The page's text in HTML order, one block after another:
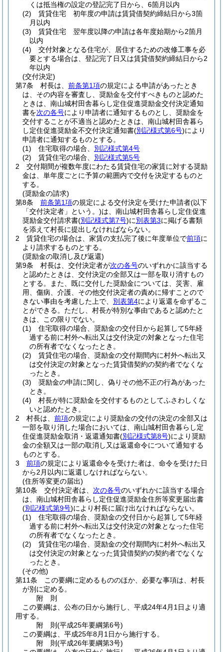
くは抵当権の設定の登記完了日から、6箇月以内
(2)
賃貸住宅 初年度の申請は賃貸借契約締結日から3箇
月以内
(3)
賃貸住宅 翌年度以降の申請は各年度始期から2箇月
以内
(4)
交付対象となる住宅が、居住するための改修工事を必
要とする場合は、登記完了日又は賃貸借契約締結日から2
年以内
(交付決定)
第7条
村長は、 前条第1項の規定による申請があったとき
は、その内容を審査し、奨励金を交付すべきものと認めた
ときは、南山城村田舎暮らし定住促進奨励金交付決定通知
書を次の各号により申請者に通知するものとし、奨励金を
交付することが不適当と認めたときは、南山城村田舎暮ら
し定住促進奨励金不交付決定通知書(別記様式第6号)により
申請者に通知するものとする。
(1)
住宅取得の場合、 別記様式第4号
(2)
賃貸住宅の場合、 別記様式第5号
2
交付期間が複数年度にわたる賃貸住宅の家賃に対する奨励
金は、単年度ごとに予算の範囲内で交付を決定するものと
する。
(奨励金の請求)
第8条
前条第1項の規定による交付決定を受けた申請者(以下
「交付決定者」という。)は、南山城村田舎暮らし定住促進
奨励金交付請求書(別記様式第7号)に別表第3に掲げる書類
を添えて村長に提出しなければならない。
2
賃貸住宅の場合は、家賃の支払完了後に年度単位で前項に
より請求するものとする。
(奨励金の取消し及び返還)
第9条
村長は、交付決定者が次の各号のいずれかに該当する
と認めたときは、交付決定の全部又は一部を取り消すもの
とする。
また、既に交付した奨励金については、災害、雇
用、傷病、介護、その他交付決定者の責めに帰すことので
きない事由を考慮した上で、 別表第4により返還を命ずるこ
とができる。 ただし、村長が特別な事由であると認めたと
きは、この限りでない。
(1)
住宅取得の場合、奨励金の交付日から起算して5年経
過する前に村外へ転出又は交付決定の対象となった住宅
の所有者でなくなったとき。
(2)
賃貸住宅の場合、奨励金の交付期間内に村外へ転出又
は交付決定の対象となった賃貸借契約の契約者でなくな
ったとき。
(3)
奨励金の申請に関し、偽りその他不正の行為があった
とき。
(4)
村長が特に奨励金を交付するものとしてふさわしくな
いと認めたとき。
2
村長は、 前項の規定により奨励金の交付の決定の全部又は
一部を取り消した場合においては、南山城村田舎暮らし定
住促進奨励金取消・返還通知書(別記様式第8号)により奨励
金の全額又は一部の取消し又は返還命令について通知する
ものとする。
3
前項の規定により返還命令を受けた者は、命令を受けた日
から2月以内に返還しなければならない。
(住所等変更の届出)
第10条
交付決定者は、 次の各号のいずれかに該当する場合
は、南山城村田舎暮らし定住促進奨励金住所等変更届出書
(別記様式第9号)により村長に届け出なければならない。
(1)
住宅取得の場合、奨励金の交付日から起算して5年経
過する前に村外へ転出又は交付決定の対象となった住宅
の所有者でなくなったとき。
(2)
賃貸住宅の場合、奨励金の交付期間内に村外へ転出又
は交付決定の対象となった賃貸借契約の契約者でなくな
ったとき。
(その他)
第11条
この要綱に定めるもののほか、必要な事項は、村長
が別に定める。
附 則
この要綱は、公布の日から施行し、平成24年4月1日より適
用する。
附 則(平成25年要綱第6号)
この要綱は、平成25年8月1日から施行する。
附 則(平成26年要綱第3号)